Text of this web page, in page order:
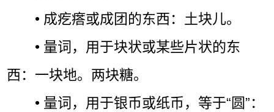
• 成疙瘩或成团的东西：土块儿。
• 量词，用于块状或某些片状的东
西：一块地。两块糖。
• 量词，用于银币或纸币，等于“圆”：